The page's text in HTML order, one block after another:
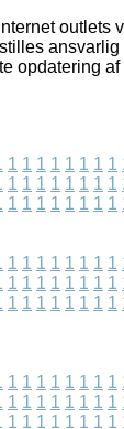
outlets
opdatering
1 1 1 1 1 1 1 1
1 1 1 1 1 1 1 1
1 1 1 1 1 1 1 1
1 1 1 1 1 1 1 1
1 1 1 1 1 1 1 1
1 1 1 1 1 1 1 1
1 1 1 1 1 1 1 1
1 1 1 1 1 1 1 1
1 1 1 1 1 1 1 1